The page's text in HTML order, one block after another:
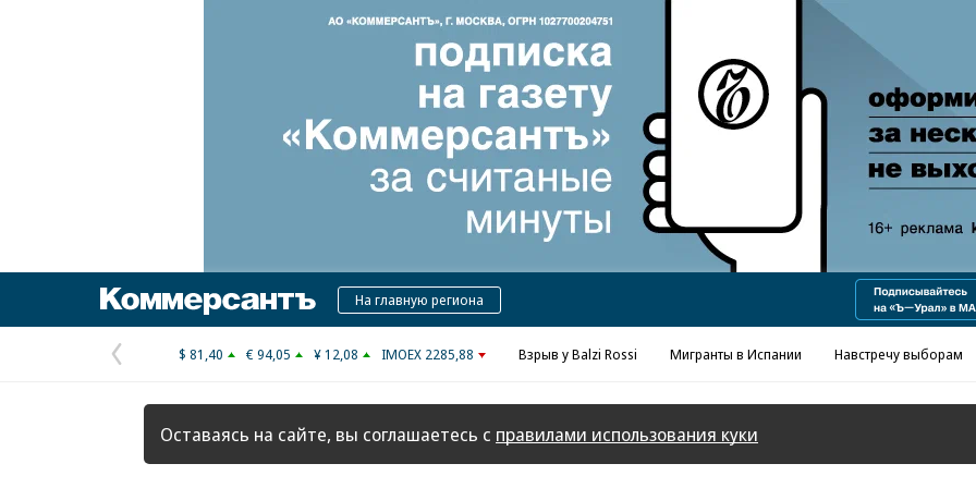
Реклама в «Ъ» www.kommersant.ru/ad
КоммерсантъНа главную региона
Предыдущая
страница
$ 81,40 € 94,05 ¥ 12,08 IMOEX 2285,88 Взрыв у Balzi Rossi Мигранты в Испании Навстречу выборам
Оставаясь на сайте, вы соглашаетесь с правилами использования куки